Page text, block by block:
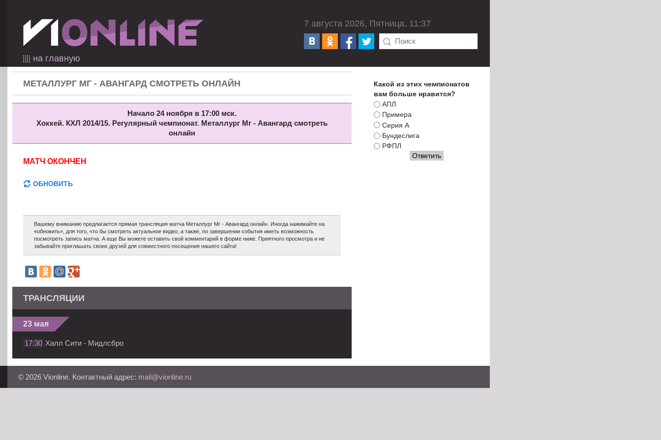
на главную
7 августа 2026, Пятница, 11:37
МЕТАЛЛУРГ МГ - АВАНГАРД СМОТРЕТЬ ОНЛАЙН
Начало 24 ноября в 17:00 мск.
Хоккей. КХЛ 2014/15. Регулярный чемпионат. Металлург Мг - Авангард смотреть
онлайн
МАТЧ ОКОНЧЕН
ОБНОВИТЬ
Вашему вниманию предлагается прямая трансляция матча Металлург Мг - Авангард онлайн. Иногда нажимайте на
«обновить», для того, что бы смотреть актуальное видео, а также, по завершении события иметь возможность
посмотреть запись матча. А еще Вы можете оставить свой комментарий в форме ниже. Приятного просмотра и не
забывайте приглашать своих друзей для совместного посещения нашего сайта!
ТРАНСЛЯЦИИ
23 мая
17:30 Халл Сити - Мидлсбро
Какой из этих чемпионатов
вам больше нравится?
АПЛ
Примера
Серия А
Бундеслига
РФПЛ
© 2026 Vionline. Контактный адрес: mail@vionline.ru